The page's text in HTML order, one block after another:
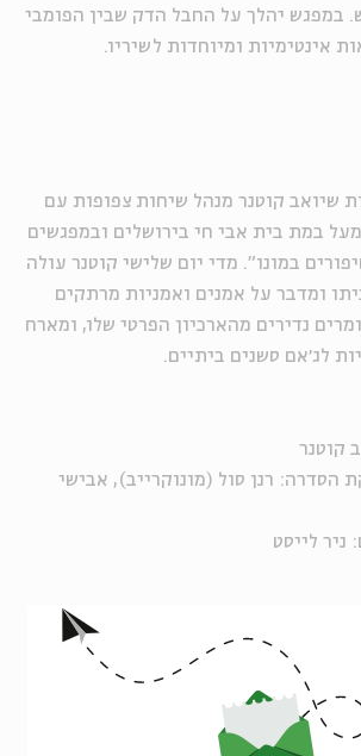
במפגש יהלך על החבל הדק שבין הפומבי
אינטימיות ומיוחדות לשיריו.
שיואב קוטנר מנהל שיחות צפופות עם
במת בית אבי חי בירושלים ובמפגשים
במונו". מדי יום שלישי קוטנר עולה
ומדבר על אמנים ואמניות מרתקים
נדירים מהארכיון הפרטי שלו, ומארח
לג׳אם סשנים ביתיים.
קוטנר
הסדרה: רנן סול (מונוקרייב), אבישי
ניר לייסט
הרשמה לאירועים דומים
אביתר בנאי